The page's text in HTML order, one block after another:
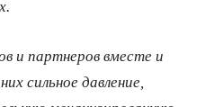
и партнеров вместе и
сильное давление,